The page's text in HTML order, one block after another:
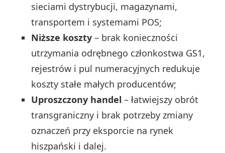
sieciami dystrybucji, magazynami,
transportem i systemami POS;
Niższe koszty – brak konieczności
utrzymania odrębnego członkostwa GS1,
rejestrów i pul numeracyjnych redukuje
koszty stałe małych producentów;
Uproszczony handel – łatwiejszy obrót
transgraniczny i brak potrzeby zmiany
oznaczeń przy eksporcie na rynek
hiszpański i dalej.